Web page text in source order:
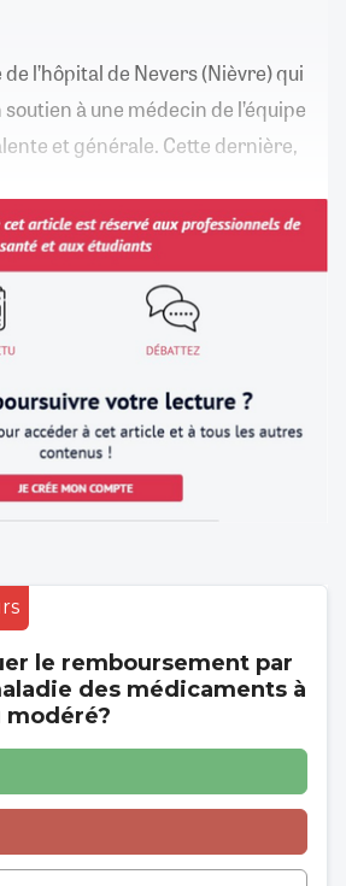
de l’hôpital de Nevers (Nièvre) qui
à une médecin de l’équipe
et générale. Cette dernière,
le remboursement par
des médicaments à
modéré?